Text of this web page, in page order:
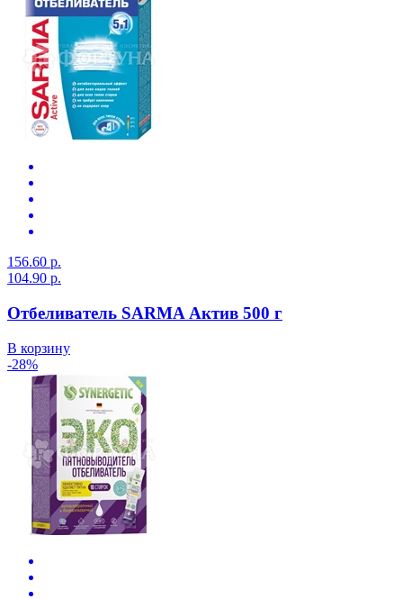
156.60 р.
104.90 р.
Отбеливатель SARMA Актив 500 г
В корзину
-28%